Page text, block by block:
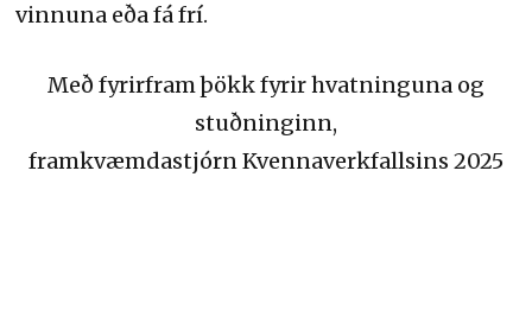
vinnuna eða fá frí.
Með fyrirfram þökk fyrir hvatninguna og
stuðninginn,
framkvæmdastjórn Kvennaverkfallsins 2025